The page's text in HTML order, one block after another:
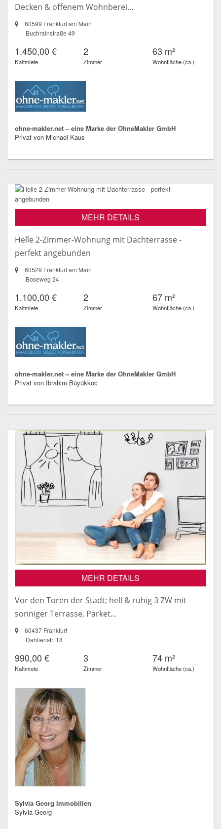
Decken & offenem Wohnberei...
60599 Frankfurt am Main
Buchrainstraße 49
1.450,00 €
Kaltmiete
2
Zimmer
63 m²
Wohnfläche (ca.)
ohne-makler.net – eine Marke der OhneMakler GmbH
Privat von Michael Kaus
MEHR DETAILS
Helle 2-Zimmer-Wohnung mit Dachterrasse -
perfekt angebunden
60529 Frankfurt am Main
Boseweg 24
1.100,00 €
Kaltmiete
2
Zimmer
67 m²
Wohnfläche (ca.)
ohne-makler.net – eine Marke der OhneMakler GmbH
Privat von Ibrahim Büyükkoc
MEHR DETAILS
Vor den Toren der Stadt; hell & ruhig 3 ZW mit
sonniger Terrasse, Parket...
60437 Frankfurt
Dahlienstr. 18
990,00 €
Kaltmiete
3
Zimmer
74 m²
Wohnfläche (ca.)
Sylvia Georg Immobilien
Sylvia Georg